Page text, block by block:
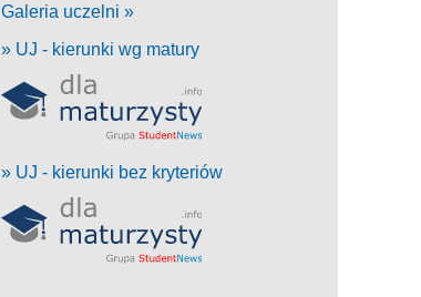
Galeria uczelni »
» UJ - kierunki wg matury
» UJ - kierunki bez kryteriów